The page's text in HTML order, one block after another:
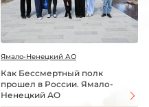
Ямало-Ненецкий АО
Как Бессмертный полк
прошел в России. Ямало-
Ненецкий АО